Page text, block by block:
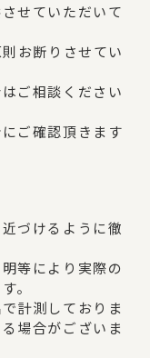
せていただいて
お断りさせてい
ご相談ください
ご確認頂きます
づけるように徹
等により実際の
。
計測しておりま
場合がございま